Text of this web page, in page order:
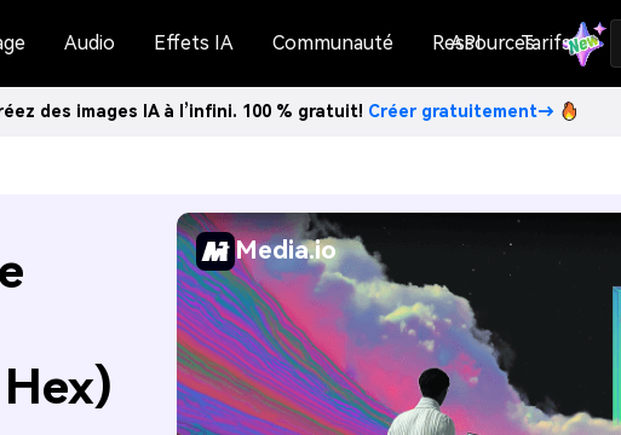
Audio Effets IA Communauté Ressources
API Tarifs
des images IA à l’infini. 100 % gratuit! Créer gratuitement→
Media.io